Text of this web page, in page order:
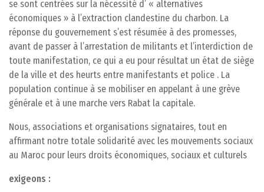
se sont centrées sur la nécessité d’ « alternatives
économiques » à l’extraction clandestine du charbon. La
réponse du gouvernement s’est résumée à des promesses,
avant de passer à l’arrestation de militants et l’interdiction de
toute manifestation, ce qui a eu pour résultat un état de siège
de la ville et des heurts entre manifestants et police . La
population continue à se mobiliser en appelant à une grève
générale et à une marche vers Rabat la capitale.
Nous, associations et organisations signataires, tout en
affirmant notre totale solidarité avec les mouvements sociaux
au Maroc pour leurs droits économiques, sociaux et culturels
exigeons :